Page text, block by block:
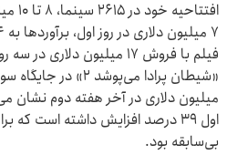
فیلم با فروش ۱۷ میلیون
میلیون دلاری در آخر هفته دوم
اول ۳۹ درصد افزایش داشته است
بی‌سابقه بود.